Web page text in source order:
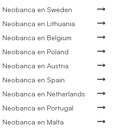
en Sweden
en Lithuania
en Belgium
en Poland
en Austria
Neobanca en Spain
en Netherlands
Neobanca en Portugal
Neobanca en Malta